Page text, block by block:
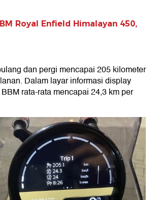
Royal Enfield Himalayan 450,
dan pergi mencapai 205 kilometer
Dalam layar informasi display
rata-rata mencapai 24,3 km per